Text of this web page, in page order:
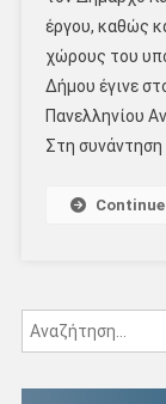
έργου, καθώς
χώρους του
Δήμου έγινε
Πανελληνίου
Στη συνάντηση